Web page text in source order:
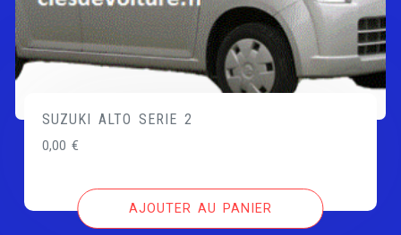
SUZUKI ALTO SERIE 2
0,00€
AJOUTER AU PANIER